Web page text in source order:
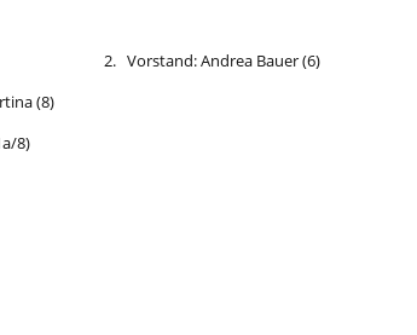
(7) 2. Vorstand: Andrea Bauer (6)
tina (8)
8)